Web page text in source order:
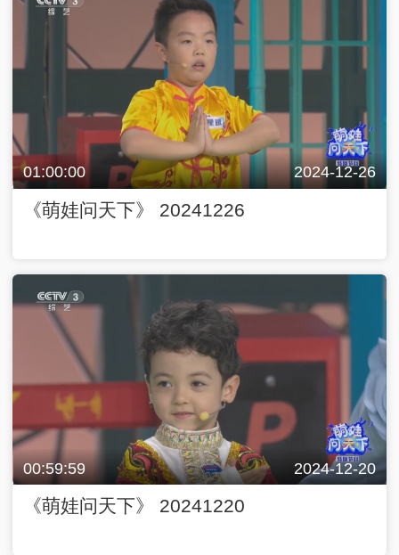
01:00:00 2024-12-26
《萌娃问天下》 20241226
00:59:59 2024-12-20
《萌娃问天下》 20241220